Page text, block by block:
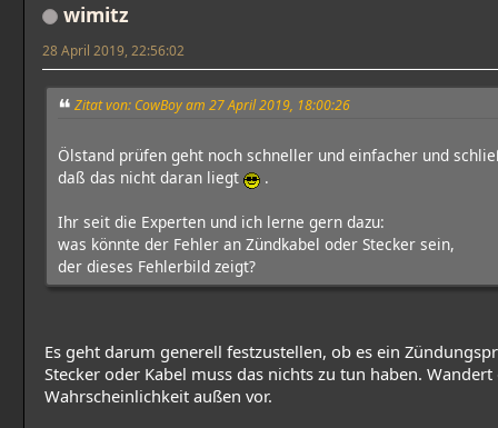
wimitz
28 April 2019, 22:56:02
Zitat von: CowBoy am 27 April 2019, 18:00:26
Ölstand prüfen geht noch schneller und einfacher und
daß das nicht daran liegt
.
Ihr seit die Experten und ich lerne gern dazu:
was könnte der Fehler an Zündkabel oder Stecker sein,
der dieses Fehlerbild zeigt?
Es geht darum generell festzustellen, ob es ein
Stecker oder Kabel muss das nichts zu tun haben.
Wahrscheinlichkeit außen vor.